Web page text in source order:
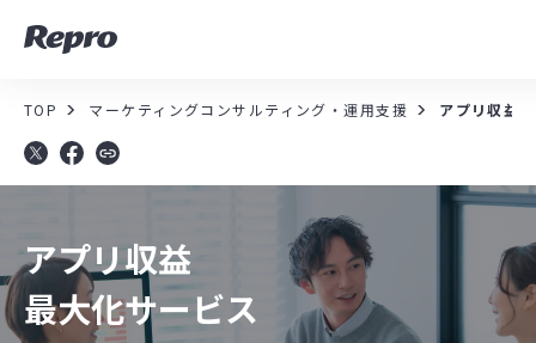
MAツール
コンサルティング
セミナー／イベント
TOP マーケティングコンサルティング・運用支援 アプリ収益
アプリ収益
最大化サービス